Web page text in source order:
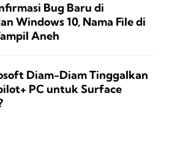
Bug Baru di
Windows 10, Nama File di
Aneh
Diam-Diam Tinggalkan
PC untuk Surface